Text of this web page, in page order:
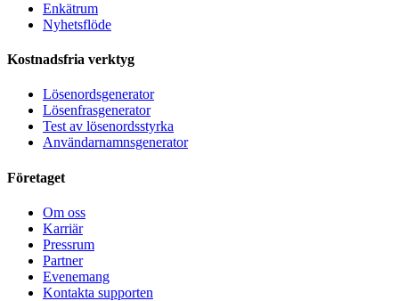
Enkätrum
Nyhetsflöde
Kostnadsfria verktyg
Lösenordsgenerator
Lösenfrasgenerator
Test av lösenordsstyrka
Användarnamnsgenerator
Företaget
Om oss
Karriär
Pressrum
Partner
Evenemang
Kontakta supporten